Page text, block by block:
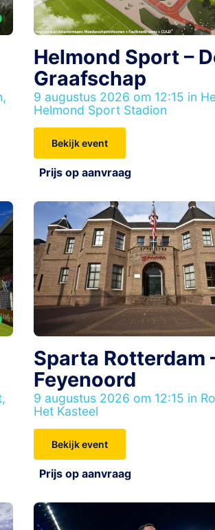
Helmond Sport –
Graafschap
9 augustus 2026 om 12:15 in
Helmond Sport Stadion
Bekijk event
Prijs op aanvraag
Sparta Rotterdam
Feyenoord
9 augustus 2026 om 12:15 in
Het Kasteel
Bekijk event
Prijs op aanvraag